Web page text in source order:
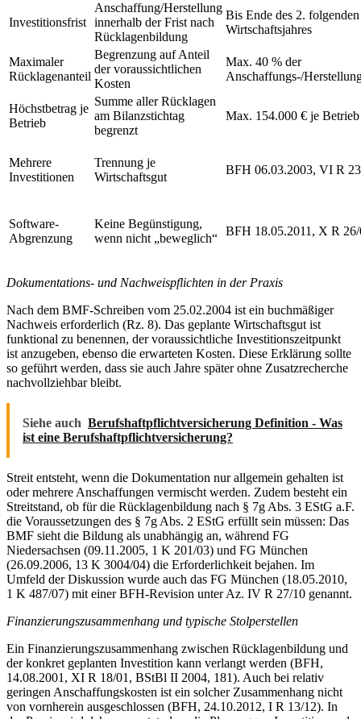
Investitionsfrist
Anschaffung/Herstellung
innerhalb der Frist nach
Rücklagenbildung
Bis Ende des 2. folgenden
Wirtschaftsjahres
Maximaler
Rücklagenanteil
Begrenzung auf Anteil
der voraussichtlichen
Kosten
Max. 40 % der
Anschaffungs-/
Höchstbetrag je
Betrieb
Summe aller Rücklagen
am Bilanzstichtag
begrenzt
Max. 154.000 € je Betrieb
Mehrere
Investitionen
Trennung je
Wirtschaftsgut
BFH 06.03.2003, VI R
Software-
Abgrenzung
Keine Begünstigung,
wenn nicht „beweglich“
BFH 18.05.2011, X R
Dokumentations- und Nachweispflichten in der Praxis
Nach dem BMF-Schreiben vom 25.02.2004 ist ein buchmäßiger
Nachweis erforderlich (Rz. 8). Das geplante Wirtschaftsgut ist
funktional zu benennen, der voraussichtliche Investitionszeitpunkt
ist anzugeben, ebenso die erwarteten Kosten. Diese Erklärung sollte
so geführt werden, dass sie auch Jahre später ohne Zusatzrecherche
nachvollziehbar bleibt.
Siehe auch Berufshaftpflichtversicherung Definition - Was
ist eine Berufshaftpflichtversicherung?
Streit entsteht, wenn die Dokumentation nur allgemein gehalten ist
oder mehrere Anschaffungen vermischt werden. Zudem besteht ein
Streitstand, ob für die Rücklagenbildung nach § 7g Abs. 3 EStG a.F.
die Voraussetzungen des § 7g Abs. 2 EStG erfüllt sein müssen: Das
BMF sieht die Bildung als unabhängig an, während FG
Niedersachsen (09.11.2005, 1 K 201/03) und FG München
(26.09.2006, 13 K 3004/04) die Erforderlichkeit bejahen. Im
Umfeld der Diskussion wurde auch das FG München (18.05.2010,
1 K 487/07) mit einer BFH-Revision unter Az. IV R 27/10 genannt.
Finanzierungszusammenhang und typische Stolperstellen
Ein Finanzierungszusammenhang zwischen Rücklagenbildung und
der konkret geplanten Investition kann verlangt werden (BFH,
14.08.2001, XI R 18/01, BStBl II 2004, 181). Auch bei relativ
geringen Anschaffungskosten ist ein solcher Zusammenhang nicht
von vornherein ausgeschlossen (BFH, 24.10.2012, I R 13/12). In